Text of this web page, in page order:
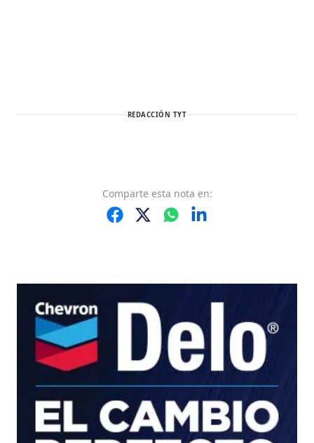
REDACCIÓN TYT
Comparte esta nota en: